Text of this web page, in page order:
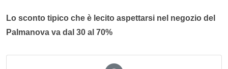
Lo sconto tipico che è lecito aspettarsi nel negozio del
Palmanova va dal 30 al 70%